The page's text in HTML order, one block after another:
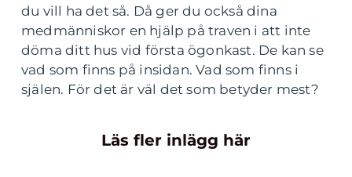
du vill ha det så. Då ger du också dina
medmänniskor en hjälp på traven i att inte
döma ditt hus vid första ögonkast. De kan se
vad som finns på insidan. Vad som finns i
själen. För det är väl det som betyder mest?
Läs fler inlägg här